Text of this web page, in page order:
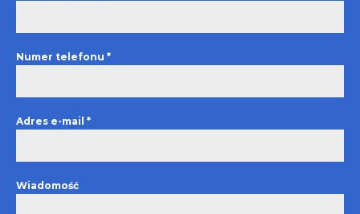
Numer telefonu *
Adres e-mail *
Wiadomość